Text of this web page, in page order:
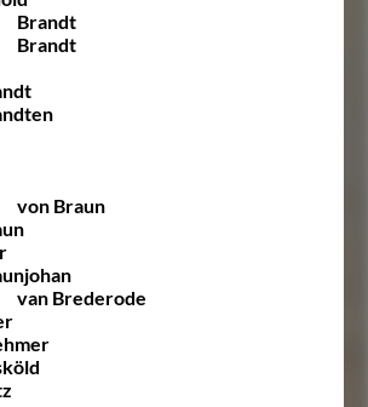
Brandt
Brandt
von Braun
van Brederode